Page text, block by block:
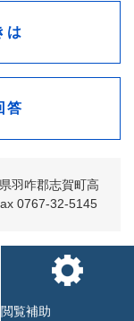
閲覧補助
学校・教育委員会
は
答
羽咋郡志賀町高
0767-32-5145